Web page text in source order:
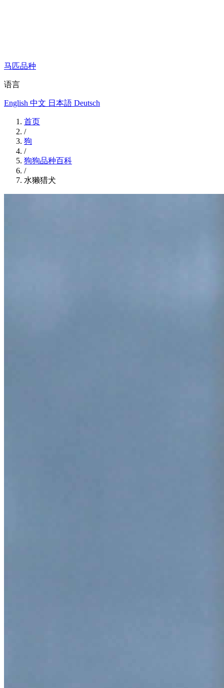
马匹品种
语言
English 中文 日本語 Deutsch
首页
/
狗
/
狗狗品种百科
/
水獭猎犬